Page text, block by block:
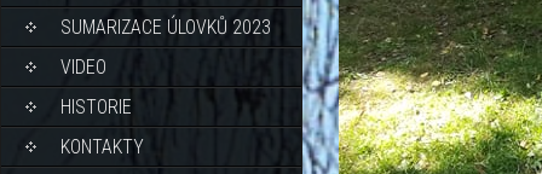
SUMARIZACE ÚLOVKŮ 2023
VIDEO
HISTORIE
KONTAKTY